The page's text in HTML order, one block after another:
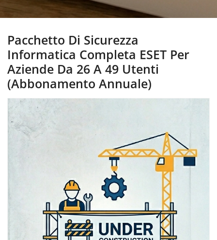
Pacchetto Di Sicurezza
Informatica Completa ESET Per
Aziende Da 26 A 49 Utenti
(Abbonamento Annuale)